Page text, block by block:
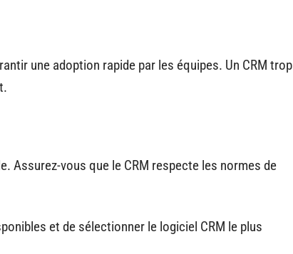
une adoption rapide par les équipes. Un CRM trop
Assurez-vous que le CRM respecte les normes de
et de sélectionner le logiciel CRM le plus